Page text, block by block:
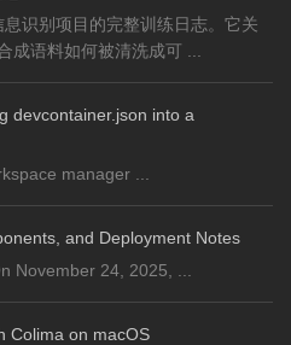
识别项目的完整训练日志。它关
成语料如何被清洗成可 ...
devcontainer.json into a
manager ...
and Deployment Notes
November 24, 2025, ...
Colima on macOS